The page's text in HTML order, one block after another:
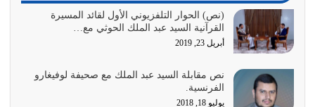
السبب الرئيسي لشقاء الأمة الابتعاد عن كتاب الله والتعدي
لحدود الله بالإضافات للدين
أغسطس 1, 2026
أبرز أسباب الشقاء هو الإعراض عن ذكر الله وعن هدى الله
المتمثل في القرآن الكريم
(نص) الحوار التلفزيوني الأول لقائد المسيرة
القرآنية السيد عبد الملك الحوثي مع…
أبريل 23, 2019
نص مقابلة السيد عبد الملك مع صحيفة لوفيغارو
الفرنسية.
يوليو 18, 2018